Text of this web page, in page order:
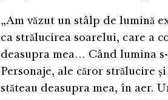
„Am văzut un stâlp de lumină
ca strălucirea soarelui, care a
deasupra mea… Când lumina
Personaje, ale căror strălucire
stăteau deasupra mea, în aer.